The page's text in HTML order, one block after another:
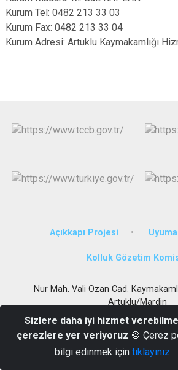
Kurum Tel: 0482 213 33 03
Kurum Fax: 0482 213 33 04
Kurum Adresi: Artuklu Kaymakamlığı
Açıkkapı Projesi
Kolluk Gözetim
Nur Mah. Vali Ozan Cad.
Artuklu/Mardin
0 482 212 33 06
Sizlere daha iyi hizmet
çerezlere yer veriyoruz 🍪 Çerez
bilgi edinmek için tıklayınız